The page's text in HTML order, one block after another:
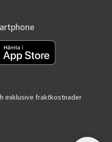
exklusive fraktkostnader